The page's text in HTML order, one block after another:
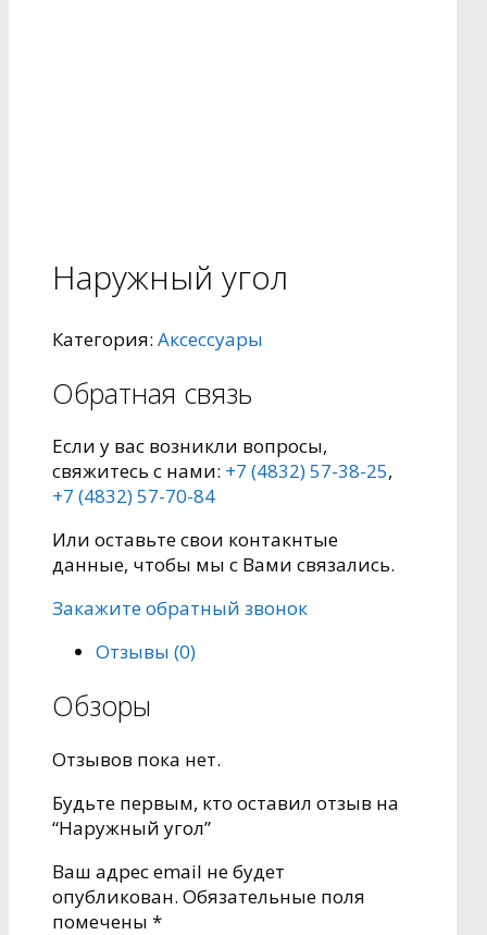
Наружный угол
Категория: Аксессуары
Обратная связь
Если у вас возникли вопросы,
свяжитесь с нами: +7 (4832) 57-38-25,
+7 (4832) 57-70-84
Или оставьте свои контакнтые
данные, чтобы мы с Вами связались.
Закажите обратный звонок
Отзывы (0)
Обзоры
Отзывов пока нет.
Будьте первым, кто оставил отзыв на
“Наружный угол”
Ваш адрес email не будет
опубликован. Обязательные поля
помечены *